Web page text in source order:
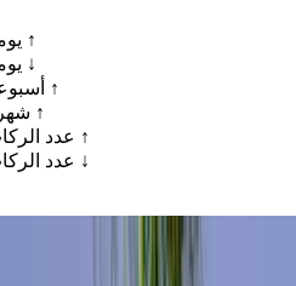
يوميًا (من الأقل إلى الأعلى) ↑
يوميًا (من الأعلى إلى الأقل) ↓
أسبوعيًا (من الأقل إلى الأعلى) ↑
شهريًا (من الأقل إلى الأعلى) ↑
عدد الركاب (من الأقل إلى الأعلى) ↑
عدد الركاب (من الأعلى إلى الأقل) ↓